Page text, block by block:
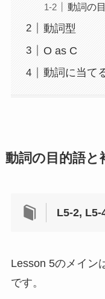
動詞の
動詞型
O as C
動詞に当て
動詞の目的語と
L5-2, L5-
Lesson 5のメイン
です。